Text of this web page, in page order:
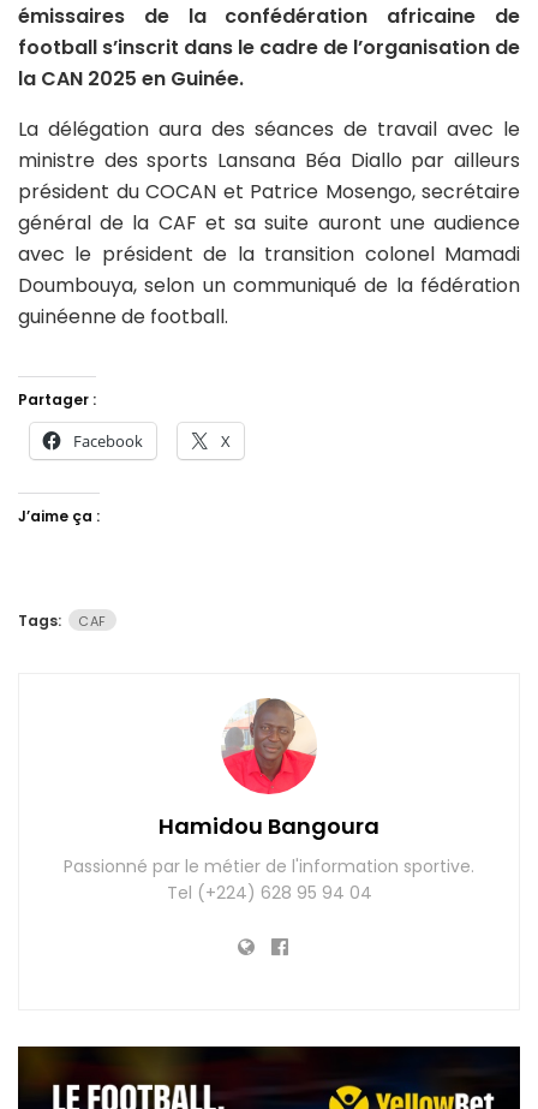
émissaires de la confédération africaine de
football s’inscrit dans le cadre de l’organisation de
la CAN 2025 en Guinée.
La délégation aura des séances de travail avec le
ministre des sports Lansana Béa Diallo par ailleurs
président du COCAN et Patrice Mosengo, secrétaire
général de la CAF et sa suite auront une audience
avec le président de la transition colonel Mamadi
Doumbouya, selon un communiqué de la fédération
guinéenne de football.
Partager :
Facebook X
J’aime ça :
Tags: CAF
Hamidou Bangoura
Passionné par le métier de l'information sportive.
Tel (+224) 628 95 94 04